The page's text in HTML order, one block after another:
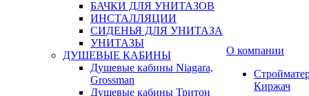
БАЧКИ ДЛЯ УНИТАЗОВ
ИНСТАЛЛЯЦИИ
СИДЕНЬЯ ДЛЯ УНИТАЗА
УНИТАЗЫ
ДУШЕВЫЕ КАБИНЫ
Душевые кабины Niagara,
Grossman
Душевые кабины Тритон
О компании
Киржач